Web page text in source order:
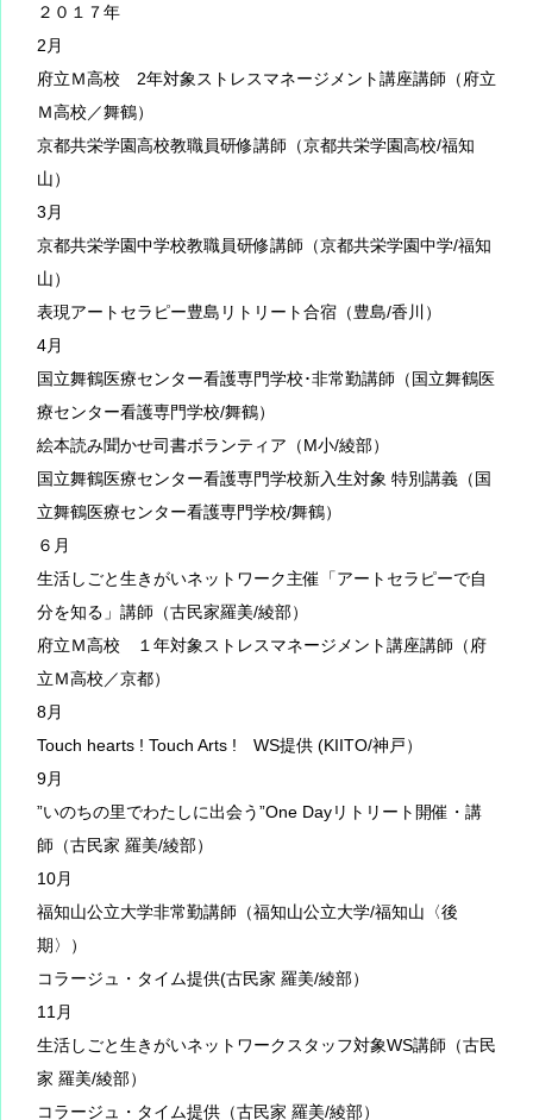
２０１７年
2月
府立Ｍ高校 2年対象ストレスマネージメント講座講師（府立
Ｍ高校／舞鶴）
京都共栄学園高校教職員研修講師（京都共栄学園高校/福知
山）
3月
京都共栄学園中学校教職員研修講師（京都共栄学園中学/福知
山）
表現アートセラピー豊島リトリート合宿（豊島/香川）
4月
国立舞鶴医療センター看護専門学校･非常勤講師（国立舞鶴医
療センター看護専門学校/舞鶴）
絵本読み聞かせ司書ボランティア（M小/綾部）
国立舞鶴医療センター看護専門学校新入生対象 特別講義（国
立舞鶴医療センター看護専門学校/舞鶴）
６月
生活しごと生きがいネットワーク主催「アートセラピーで自
分を知る」講師（古民家羅美/綾部）
府立Ｍ高校 １年対象ストレスマネージメント講座講師（府
立Ｍ高校／京都）
8月
Touch hearts ! Touch Arts ! WS提供 (KIITO/神戸）
9月
”いのちの里でわたしに出会う”One Dayリトリート開催・講
師（古民家 羅美/綾部）
10月
福知山公立大学非常勤講師（福知山公立大学/福知山〈後
期〉）
コラージュ・タイム提供(古民家 羅美/綾部）
11月
生活しごと生きがいネットワークスタッフ対象WS講師（古民
家 羅美/綾部）
コラージュ・タイム提供（古民家 羅美/綾部）